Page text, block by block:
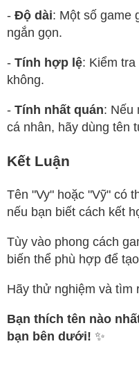
- Độ dài: Một số game
ngắn gọn.
- Tính hợp lệ: Kiểm
không.
- Tính nhất quán: Nếu
cá nhân, hãy dùng tên
Kết Luận
Tên "Vy" hoặc "Vỹ" có
nếu bạn biết cách kết
Tùy vào phong cách
biến thể phù hợp để
Hãy thử nghiệm và tìm
Bạn thích tên nào
bạn bên dưới! ✨